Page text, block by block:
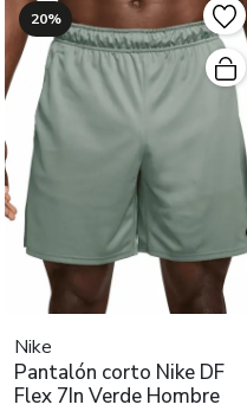
20%
Nike
Pantalón corto Nike DF
Flex 7In Verde Hombre